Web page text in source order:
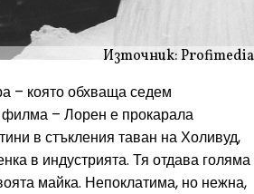
Източник: Profimedia
– която обхваща седем
филма – Лорен е прокарала
в стъкления таван на Холивуд,
в индустрията. Тя отдава голяма
майка. Непоклатима, но нежна,